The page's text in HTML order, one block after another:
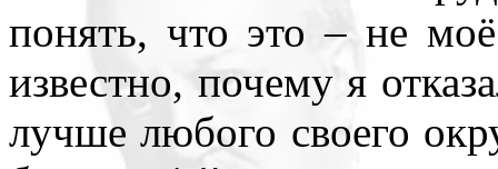
поводу. По
подсознаний в
то, знаемом и рожденном
нигде уточнять и
понять, что это – не
известно, почему я
лучше любого своего